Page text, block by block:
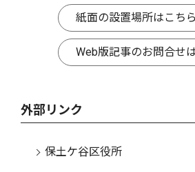
紙面の設置場所はこちら
Web版記事のお問合せ
外部リンク
保土ケ谷区役所